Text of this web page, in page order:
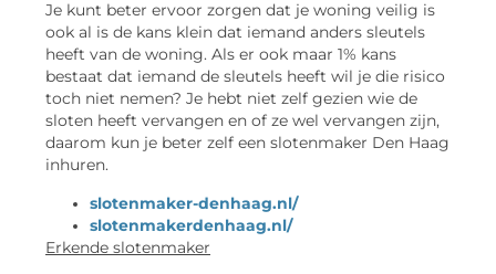
Je kunt beter ervoor zorgen dat je woning veilig is
ook al is de kans klein dat iemand anders sleutels
heeft van de woning. Als er ook maar 1% kans
bestaat dat iemand de sleutels heeft wil je die risico
toch niet nemen? Je hebt niet zelf gezien wie de
sloten heeft vervangen en of ze wel vervangen zijn,
daarom kun je beter zelf een slotenmaker Den Haag
inhuren.
slotenmaker-denhaag.nl/
slotenmakerdenhaag.nl/
Erkende slotenmaker